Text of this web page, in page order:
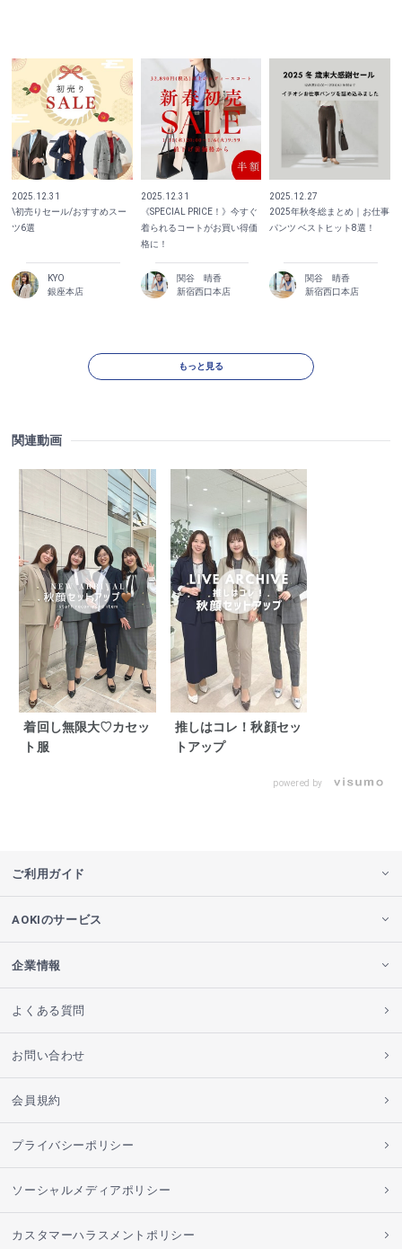
2025.12.31
\初売りセール/おすすめスー
ツ6選
KYO
銀座本店
2025.12.31
《SPECIAL PRICE！》今すぐ
着られるコートがお買い得価
格に！
関谷 晴香
新宿西口本店
2025.12.27
2025年秋冬総まとめ｜お仕事
パンツ ベストヒット8選！
関谷 晴香
新宿西口本店
もっと見る
関連動画
着回し無限大♡カセッ
ト服
推しはコレ！秋顔セッ
トアップ
powered by
ご利用ガイド
AOKIのサービス
企業情報
よくある質問
お問い合わせ
会員規約
プライバシーポリシー
ソーシャルメディアポリシー
カスタマーハラスメントポリシー